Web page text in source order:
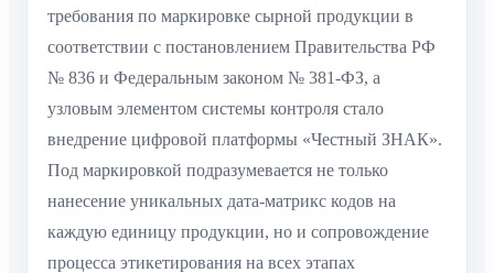
требования по маркировке сырной продукции в
соответствии с постановлением Правительства РФ
№ 836 и Федеральным законом № 381-ФЗ, а
узловым элементом системы контроля стало
внедрение цифровой платформы «Честный ЗНАК».
Под маркировкой подразумевается не только
нанесение уникальных дата-матрикс кодов на
каждую единицу продукции, но и сопровождение
процесса этикетирования на всех этапах